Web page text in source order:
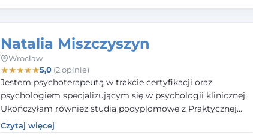
Natalia Miszczyszyn
Wrocław
★★★★★5,0(2 opinie)
Jestem psychoterapeutą w trakcie certyfikacji oraz
psychologiem specjalizującym się w psychologii klinicznej.
Ukończyłam również studia podyplomowe z Praktycznej
Diagnozy Psychologicznej. Aktywnie uczestniczę w
działalności Polskiego Towarzystwa Psychiatrycznego oraz
Czytaj więcej